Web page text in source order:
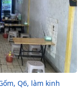
Q6, làm kinh